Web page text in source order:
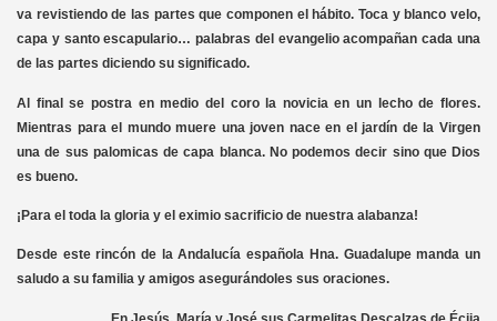
va revistiendo de las partes que componen el hábito. Toca y blanco velo,
capa y santo escapulario… palabras del evangelio acompañan cada una
de las partes diciendo su significado.
Al final se postra en medio del coro la novicia en un lecho de flores.
Mientras para el mundo muere una joven nace en el jardín de la Virgen
una de sus palomicas de capa blanca. No podemos decir sino que Dios
es bueno.
¡Para el toda la gloria y el eximio sacrificio de nuestra alabanza!
Desde este rincón de la Andalucía española Hna. Guadalupe manda un
saludo a su familia y amigos asegurándoles sus oraciones.